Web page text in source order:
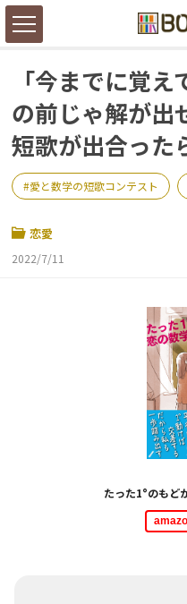
「今までに覚
の前じゃ解が出
短歌が出合った
愛と数学の短歌コンテスト
恋愛
2022/7/11
たった1°のも